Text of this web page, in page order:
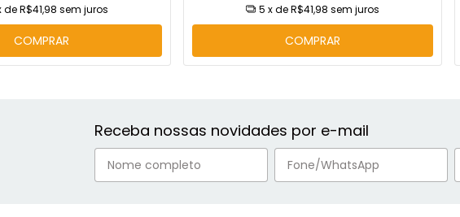
deR$41,98 sem juros
COMPRAR
5 x deR$41,98 sem juros
COMPRAR
Receba nossas novidades por e-mail